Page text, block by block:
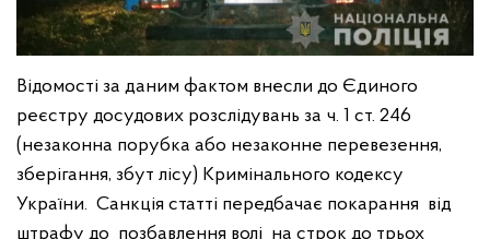
Відомості за даним фактом внесли до Єдиного
реєстру досудових розслідувань за ч. 1 ст. 246
(незаконна порубка або незаконне перевезення,
зберігання, збут лісу) Кримінального кодексу
України. Санкція статті передбачає покарання від
штрафу до позбавлення волі на строк до трьох